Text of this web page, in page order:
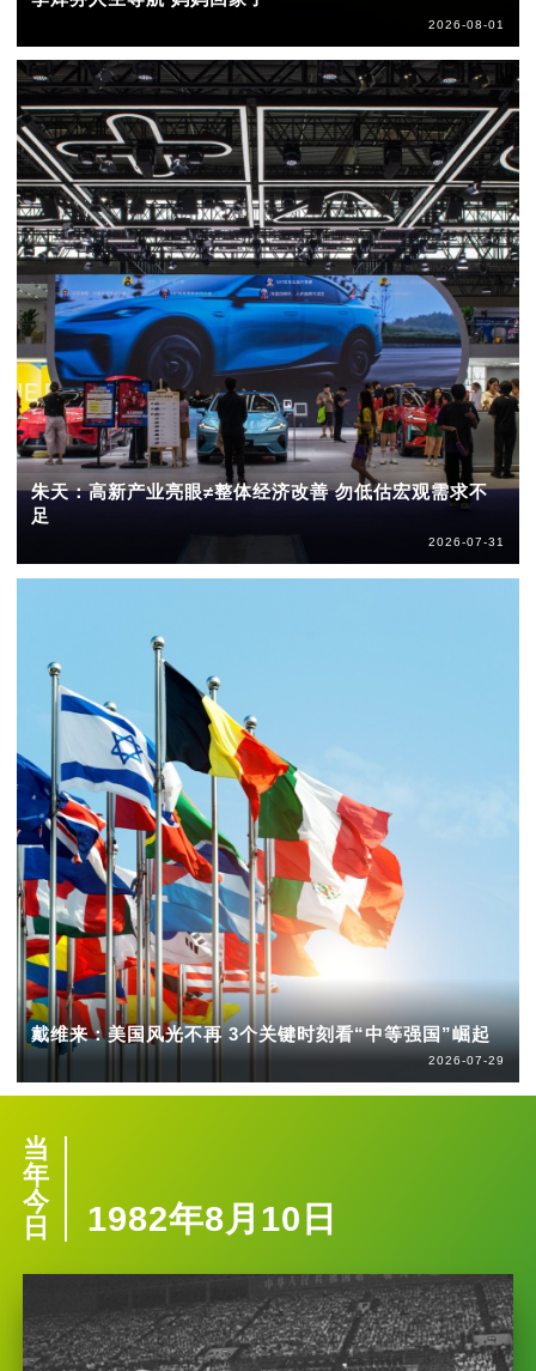
2026-08-01
朱天：高新产业亮眼≠整体经济改善 勿低估宏观需求不
足
2026-07-31
戴维来：美国风光不再 3个关键时刻看“中等强国”崛起
2026-07-29
当
年
今
日
1982年8月10日